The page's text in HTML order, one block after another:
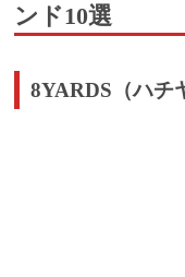
ンド10選
8YARDS（ハチ